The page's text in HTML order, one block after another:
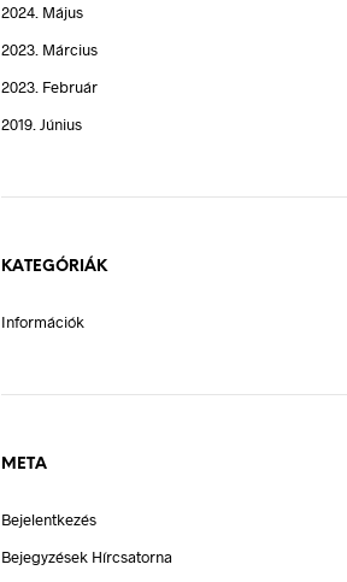
2024. Május
2023. Március
2023. Február
2019. Június
KATEGÓRIÁK
Információk
META
Bejelentkezés
Bejegyzések Hírcsatorna